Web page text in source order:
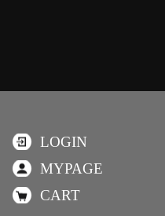
LOGIN
MYPAGE
CART